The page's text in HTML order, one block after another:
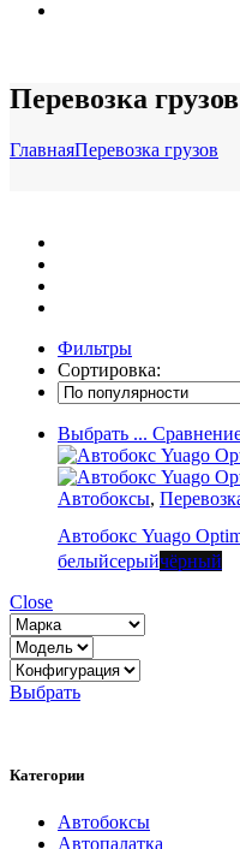
Перевозка грузов
ГлавнаяПеревозка грузов
Фильтры
Сортировка:
Выбрать ...
Автобоксы,
Автобокс Yuago
белыйсерыйчёрный
Close
Выбрать
Категории
Автобоксы
Автопалатка